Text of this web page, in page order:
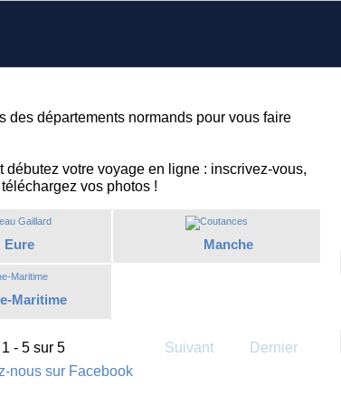
des départements normands pour vous faire
votre voyage en ligne : inscrivez-vous,
vos photos !
Eure Manche
Maritime
- 5 sur 5 Suivant Dernier